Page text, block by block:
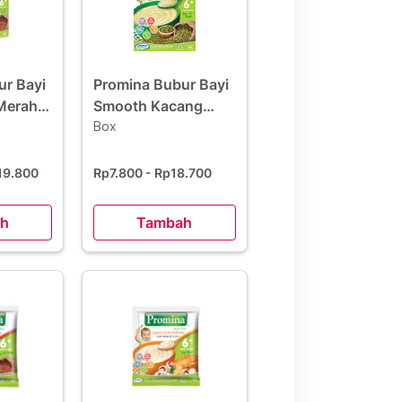
Bayi
Promina Bubur Bayi
Smooth Kacang
Hijau 120 g
Box
Rp7.800 - Rp18.700
Tambah